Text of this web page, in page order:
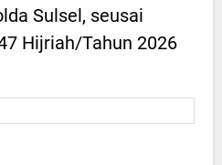
Sulsel, seusai
Hijriah/Tahun 2026